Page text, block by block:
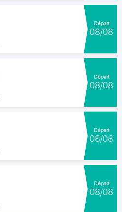
Départ
08/08
Départ
08/08
Départ
08/08
Départ
08/08